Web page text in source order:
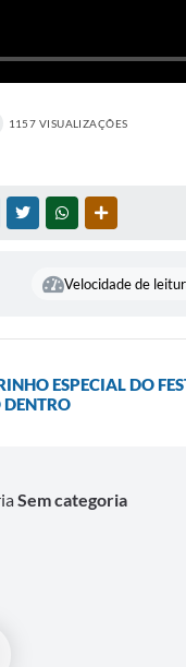
1157 VISUALIZAÇÕES
MESSENGER
TWITTERWHATSAPP
Velocidade de
ESPECIAL DO
Sem categoria